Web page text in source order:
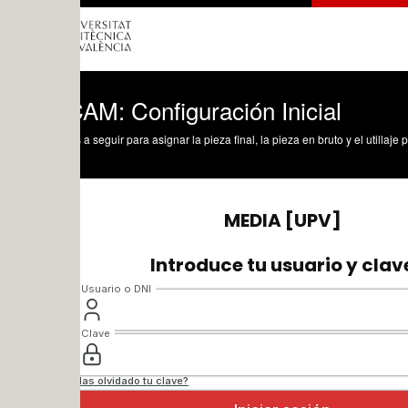
Configuración Inicial